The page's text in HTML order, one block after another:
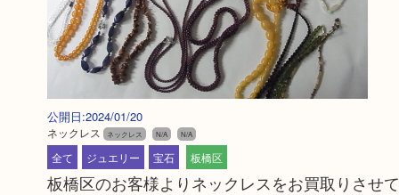
公開日:2024/01/20
ネックレス ネックレス N/A N/A
全て ジュエリー 宝石 板橋区
板橋区のお客様よりネックレスをお買取りさせ